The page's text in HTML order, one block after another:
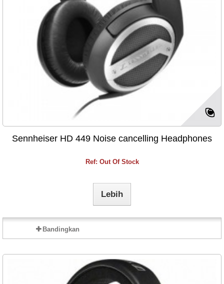
Sennheiser HD 449 Noise cancelling Headphones
Ref: Out Of Stock
Lebih
Bandingkan